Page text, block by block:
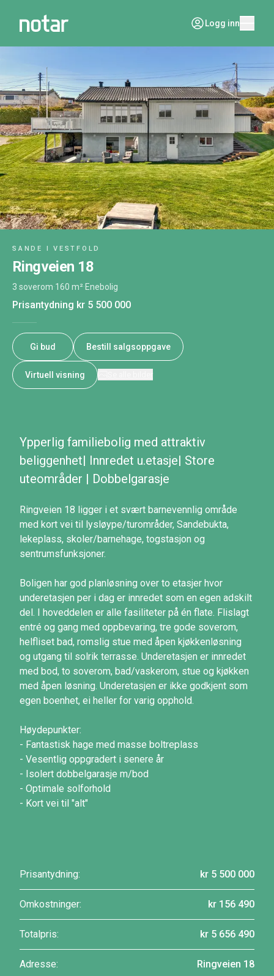
Logg inn
SANDE I VESTFOLD
Ringveien 18
3 soverom·160 m²·Enebolig
Prisantydning kr 5 500 000
Gi bud Bestill salgsoppgave
Virtuell visning
Ypperlig familiebolig med attraktiv
beliggenhet| Innredet u.etasje| Store
uteområder | Dobbelgarasje
Ringveien 18 ligger i et svært barnevennlig område
med kort vei til lysløype/turområder, Sandebukta,
lekeplass, skoler/barnehage, togstasjon og
sentrumsfunksjoner.
Boligen har god planløsning over to etasjer hvor
underetasjen per i dag er innredet som en egen adskilt
del. I hoveddelen er alle fasiliteter på én flate. Flislagt
entré og gang med oppbevaring, tre gode soverom,
helfliset bad, romslig stue med åpen kjøkkenløsning
og utgang til solrik terrasse. Underetasjen er innredet
med bod, to soverom, bad/vaskerom, stue og kjøkken
med åpen løsning. Underetasjen er ikke godkjent som
egen boenhet, ei heller for varig opphold.
Høydepunkter:
- Fantastisk hage med masse boltreplass
- Vesentlig oppgradert i senere år
- Isolert dobbelgarasje m/bod
- Optimale solforhold
- Kort vei til "alt"
Prisantydning: kr 5 500 000
Omkostninger: kr 156 490
Totalpris: kr 5 656 490
Adresse: Ringveien 18